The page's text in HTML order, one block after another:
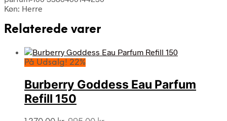
Køn: Herre
Relaterede varer
På Udsalg! 22%
Burberry Goddess Eau Parfum
Refill 150